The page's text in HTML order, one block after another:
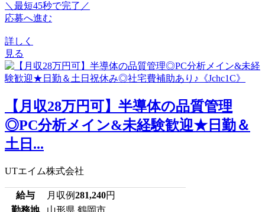
＼最短45秒で完了／
応募へ進む
詳しく
見る
【月収28万円可】半導体の品質管理
◎PC分析メイン&未経験歓迎★日勤＆
土日...
UTエイム株式会社
給与 月収例281,240円
勤務地
山形県 鶴岡市